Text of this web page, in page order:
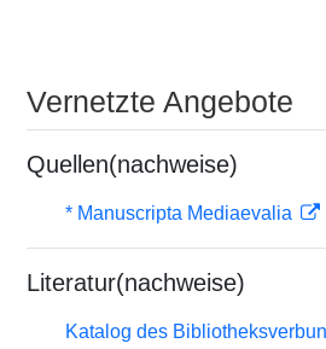
Vernetzte Angebote
Quellen(nachweise)
* Manuscripta Mediaevalia
Literatur(nachweise)
Katalog des